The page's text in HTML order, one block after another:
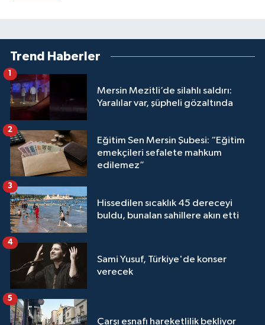
Trend Haberler
Mersin Mezitli’de silahlı saldırı:
Yaralılar var, şüpheli gözaltında
1
Eğitim Sen Mersin Şubesi: “Eğitim
emekçileri sefalete mahkum
edilemez”
2
Hissedilen sıcaklık 45 dereceyi
buldu, bunalan sahillere akın etti
3
Sami Yusuf, Türkiye'de konser
verecek
4
Çarşı esnafı hareketlilik bekliyor
5